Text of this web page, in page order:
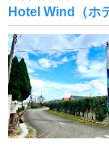
Hotel Wind（ホ